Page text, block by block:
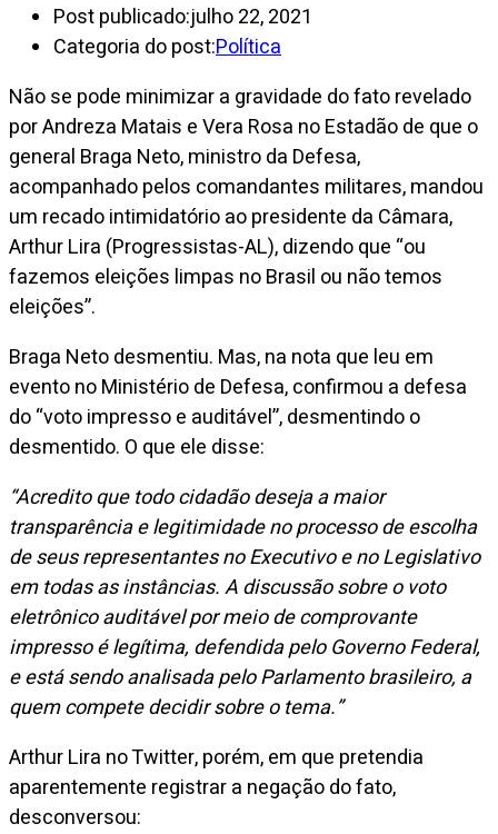
Post publicado:julho 22, 2021
Categoria do post:Política
Não se pode minimizar a gravidade do fato revelado
por Andreza Matais e Vera Rosa no Estadão de que o
general Braga Neto, ministro da Defesa,
acompanhado pelos comandantes militares, mandou
um recado intimidatório ao presidente da Câmara,
Arthur Lira (Progressistas-AL), dizendo que “ou
fazemos eleições limpas no Brasil ou não temos
eleições”.
Braga Neto desmentiu. Mas, na nota que leu em
evento no Ministério de Defesa, confirmou a defesa
do “voto impresso e auditável”, desmentindo o
desmentido. O que ele disse:
“Acredito que todo cidadão deseja a maior
transparência e legitimidade no processo de escolha
de seus representantes no Executivo e no Legislativo
em todas as instâncias. A discussão sobre o voto
eletrônico auditável por meio de comprovante
impresso é legítima, defendida pelo Governo Federal,
e está sendo analisada pelo Parlamento brasileiro, a
quem compete decidir sobre o tema.”
Arthur Lira no Twitter, porém, em que pretendia
aparentemente registrar a negação do fato,
desconversou: